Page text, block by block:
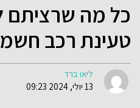
כל מה שרציתם
טעינת רכב
ליאו ברד
13 יולי, 2024 09:23